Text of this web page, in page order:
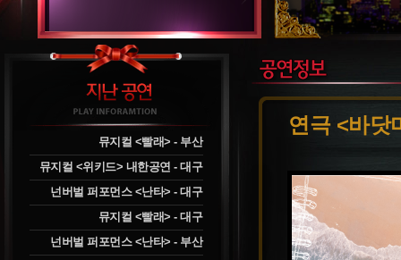
뮤지컬 <빨래> - 부산
뮤지컬 <위키드> 내한공연 - 대구
넌버벌 퍼포먼스 <난타> - 대구
뮤지컬 <빨래> - 대구
넌버벌 퍼포먼스 <난타> - 부산
연극 <바닷